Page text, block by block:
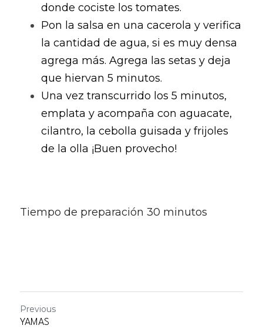
donde cociste los tomates.
Pon la salsa en una cacerola y verifica
la cantidad de agua, si es muy densa
agrega más. Agrega las setas y deja
que hiervan 5 minutos.
Una vez transcurrido los 5 minutos,
emplata y acompaña con aguacate,
cilantro, la cebolla guisada y frijoles
de la olla ¡Buen provecho!
Tiempo de preparación 30 minutos
Previous
YAMAS